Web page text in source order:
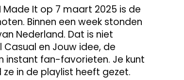
It op 7 maart 2025 is de
Binnen een week stonden
Nederland. Dat is niet
en Jouw idee, de
instant fan-favorieten. Je kunt
in de playlist heeft gezet.